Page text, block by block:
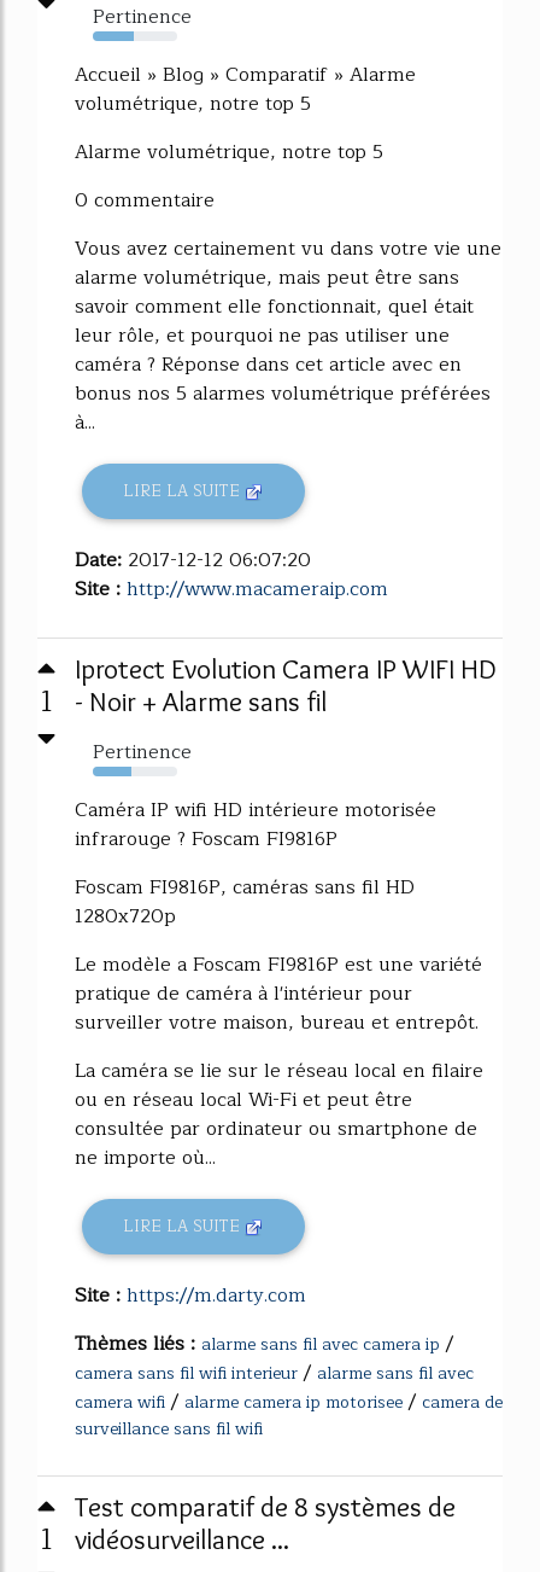
Pertinence
48%
Accueil » Blog » Comparatif » Alarme
volumétrique, notre top 5
Alarme volumétrique, notre top 5
0 commentaire
Vous avez certainement vu dans votre vie une
alarme volumétrique, mais peut être sans
savoir comment elle fonctionnait, quel était
leur rôle, et pourquoi ne pas utiliser une
caméra ? Réponse dans cet article avec en
bonus nos 5 alarmes volumétrique préférées
à...
LIRE LA SUITE
Date: 2017-12-12 06:07:20
Site :http://www.macameraip.com
1
Iprotect Evolution Camera IP WIFI HD
- Noir + Alarme sans fil
Pertinence
46%
Caméra IP wifi HD intérieure motorisée
infrarouge ? Foscam FI9816P
Foscam FI9816P, caméras sans fil HD
1280x720p
Le modèle a Foscam FI9816P est une variété
pratique de caméra à l'intérieur pour
surveiller votre maison, bureau et entrepôt.
La caméra se lie sur le réseau local en filaire
ou en réseau local Wi-Fi et peut être
consultée par ordinateur ou smartphone de
ne importe où...
LIRE LA SUITE
Site :https://m.darty.com
Thèmes liés : alarme sans fil avec camera ip /
camera sans fil wifi interieur/ alarme sans fil avec
camera wifi/ alarme camera ip motorisee/ camera de
surveillance sans fil wifi
1
Test comparatif de 8 systèmes de
vidéosurveillance ...